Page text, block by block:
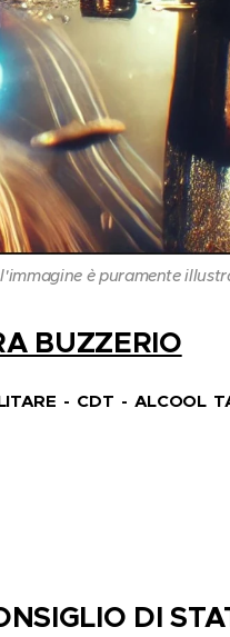
è puramente
BUZZERIO
- CDT - ALCOOL
DI